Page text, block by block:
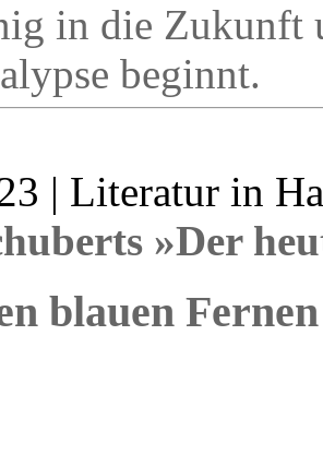
in die Zukunft
beginnt.
| Literatur in
»Der
blauen Fernen